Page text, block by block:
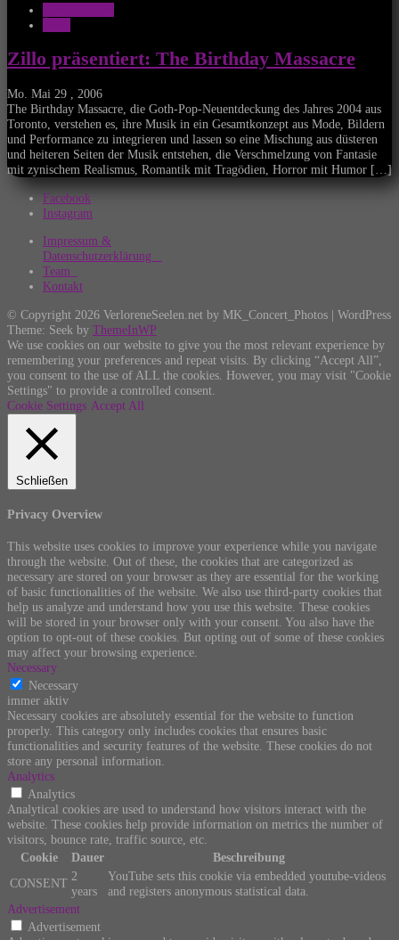
Zillo präsentiert: The Birthday Massacre
Mo. Mai 29 , 2006
The Birthday Massacre, die Goth-Pop-Neuentdeckung des Jahres 2004 aus
Toronto, verstehen es, ihre Musik in ein Gesamtkonzept aus Mode, Bildern
und Performance zu integrieren und lassen so eine Mischung aus düsteren
und heiteren Seiten der Musik entstehen, die Verschmelzung von Fantasie
mit zynischem Realismus, Romantik mit Tragödien, Horror mit Humor […]
Facebook
Instagram
Impressum &
Datenschutzerklärung
Team
Kontakt
© Copyright 2026 VerloreneSeelen.net by MK_Concert_Photos | WordPress
Theme: Seek by ThemeInWP
We use cookies on our website to give you the most relevant experience by
remembering your preferences and repeat visits. By clicking “Accept All”,
you consent to the use of ALL the cookies. However, you may visit "Cookie
Settings" to provide a controlled consent.
Cookie Settings Accept All
Schließen
Privacy Overview
This website uses cookies to improve your experience while you navigate
through the website. Out of these, the cookies that are categorized as
necessary are stored on your browser as they are essential for the working
of basic functionalities of the website. We also use third-party cookies that
help us analyze and understand how you use this website. These cookies
will be stored in your browser only with your consent. You also have the
option to opt-out of these cookies. But opting out of some of these cookies
may affect your browsing experience.
Necessary
Necessary
immer aktiv
Necessary cookies are absolutely essential for the website to function
properly. This category only includes cookies that ensures basic
functionalities and security features of the website. These cookies do not
store any personal information.
Analytics
Analytics
Analytical cookies are used to understand how visitors interact with the
website. These cookies help provide information on metrics the number of
visitors, bounce rate, traffic source, etc.
Cookie
Dauer
Beschreibung
CONSENT 2
years
YouTube sets this cookie via embedded youtube-videos
and registers anonymous statistical data.
Advertisement
Advertisement